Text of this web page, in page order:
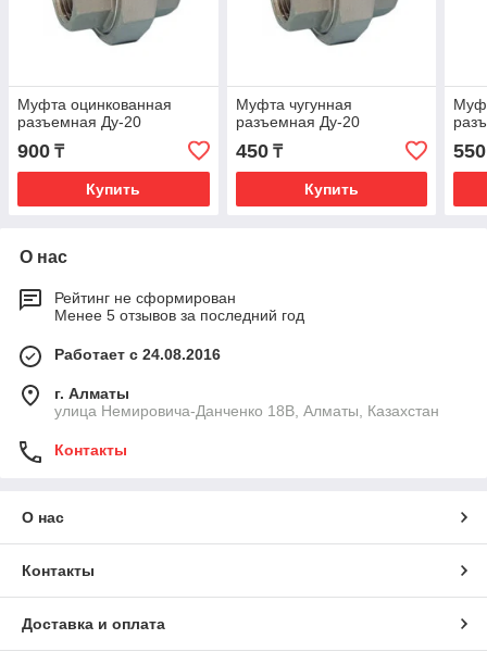
Муфта оцинкованная
разъемная Ду-20
900 ₸
Купить
Муфта чугунная
разъемная Ду-20
450₸
Купить
550
О нас
Рейтинг не сформирован
Менее 5 отзывов за последний год
Работает с 24.08.2016
г. Алматы
улица Немировича-Данченко 18В, Алматы, Казахстан
Контакты
О нас
Контакты
Доставка и оплата